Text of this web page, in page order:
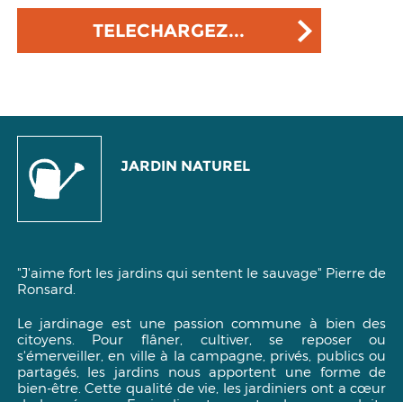
TELECHARGEZ...
JARDIN NATUREL
"J'aime fort les jardins qui sentent le sauvage" Pierre de
Ronsard.
Le jardinage est une passion commune à bien des
citoyens. Pour flâner, cultiver, se reposer ou
s'émerveiller, en ville à la campagne, privés, publics ou
partagés, les jardins nous apportent une forme de
bien-être. Cette qualité de vie, les jardiniers ont a cœur